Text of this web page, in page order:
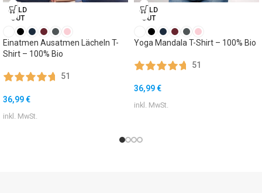
SOLD
OUT
Einatmen Ausatmen Lächeln T-
Shirt – 100% Bio
51
36,99€
inkl. MwSt.
SOLD
OUT
Yoga Mandala T-Shirt – 100% Bio
51
36,99€
inkl. MwSt.